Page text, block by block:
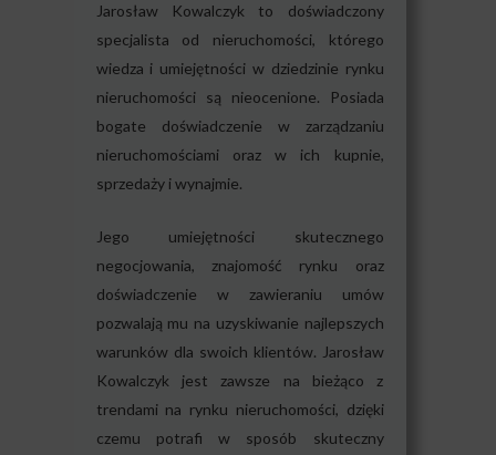
Jarosław Kowalczyk to doświadczony
specjalista od nieruchomości, którego
wiedza i umiejętności w dziedzinie rynku
nieruchomości są nieocenione. Posiada
bogate doświadczenie w zarządzaniu
nieruchomościami oraz w ich kupnie,
sprzedaży i wynajmie.
Jego umiejętności skutecznego
negocjowania, znajomość rynku oraz
doświadczenie w zawieraniu umów
pozwalają mu na uzyskiwanie najlepszych
warunków dla swoich klientów. Jarosław
Kowalczyk jest zawsze na bieżąco z
trendami na rynku nieruchomości, dzięki
czemu potrafi w sposób skuteczny